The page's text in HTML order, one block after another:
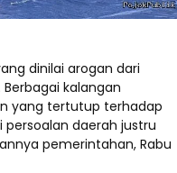
dinilai arogan dari
kalangan
yang tertutup terhadap
daerah justru
pemerintahan, Rabu